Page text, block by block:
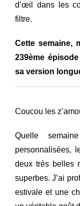
d’œil dans les
filtre.
Cette semaine,
239ème
sa version
Coucou les
Quelle
personnalisées,
deux très belles
superbes. J’ai
estivale et une